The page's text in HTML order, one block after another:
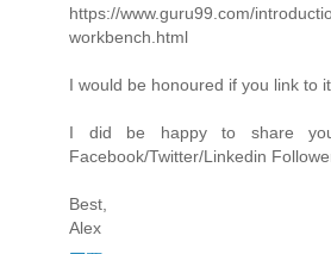
https://www.guru99.com/
workbench.html
I would be honoured if you link to it.
I did be happy to share
Facebook/Twitter/Linkedin
Best,
Alex